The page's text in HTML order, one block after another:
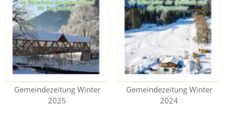
Gemeindezeitung Winter
2025
Gemeindezeitung Winter
2024